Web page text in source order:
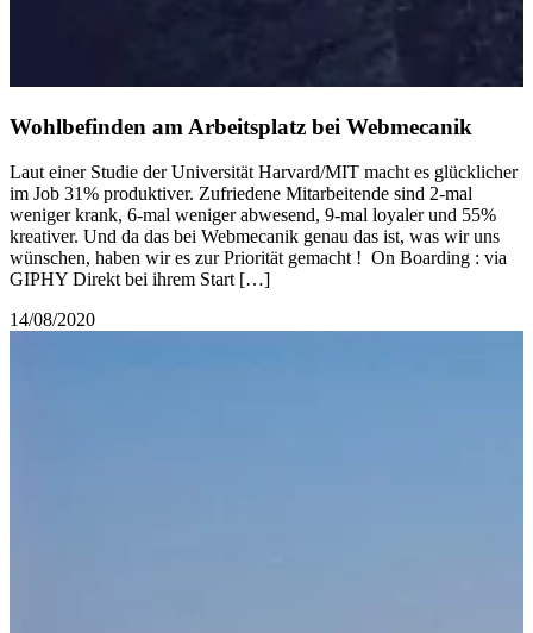
Wohlbefinden am Arbeitsplatz bei Webmecanik
Laut einer Studie der Universität Harvard/MIT macht es glücklicher
im Job 31% produktiver. Zufriedene Mitarbeitende sind 2-mal
weniger krank, 6-mal weniger abwesend, 9-mal loyaler und 55%
kreativer. Und da das bei Webmecanik genau das ist, was wir uns
wünschen, haben wir es zur Priorität gemacht ! On Boarding : via
GIPHY Direkt bei ihrem Start […]
14/08/2020